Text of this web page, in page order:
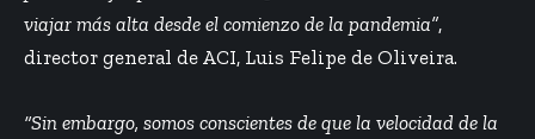
viajar más alta desde el comienzo de la pandemia”,
director general de ACI, Luis Felipe de Oliveira.
“Sin embargo, somos conscientes de que la velocidad de la